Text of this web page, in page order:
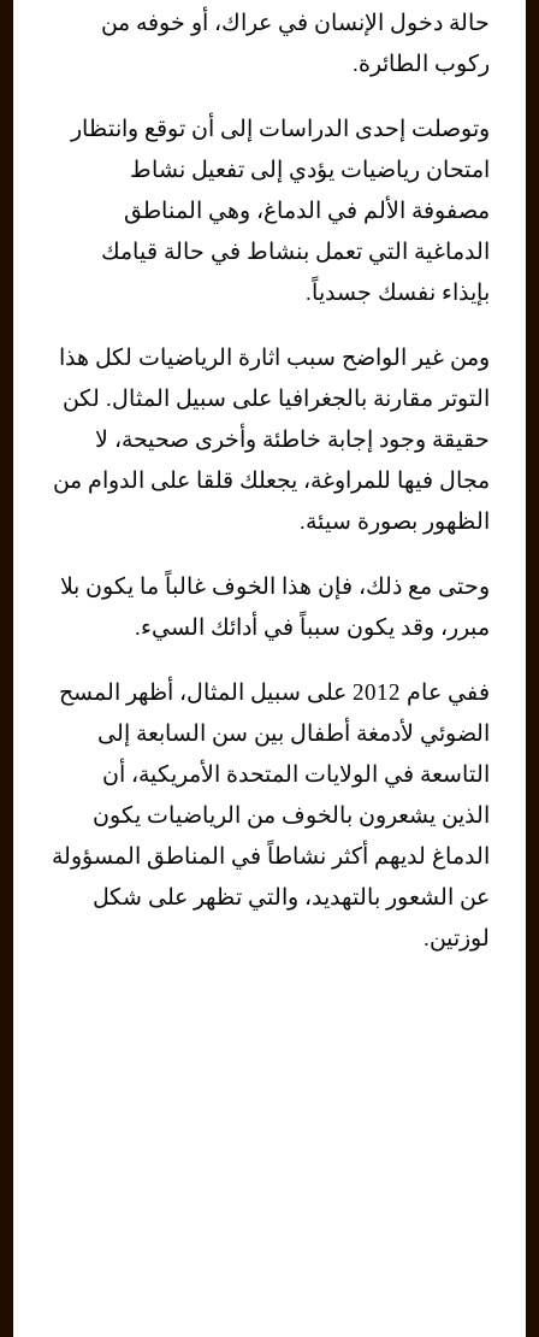
حالة دخول الإنسان في عراك، أو خوفه من
ركوب الطائرة.
وتوصلت إحدى الدراسات إلى أن توقع وانتظار
امتحان رياضيات يؤدي إلى تفعيل نشاط
مصفوفة الألم في الدماغ، وهي المناطق
الدماغية التي تعمل بنشاط في حالة قيامك
بإيذاء نفسك جسدياً.
ومن غير الواضح سبب اثارة الرياضيات لكل هذا
التوتر مقارنة بالجغرافيا على سبيل المثال. لكن
حقيقة وجود إجابة خاطئة وأخرى صحيحة، لا
مجال فيها للمراوغة، يجعلك قلقا على الدوام من
الظهور بصورة سيئة.
وحتى مع ذلك، فإن هذا الخوف غالباً ما يكون بلا
مبرر، وقد يكون سبباً في أدائك السيء.
ففي عام 2012 على سبيل المثال، أظهر المسح
الضوئي لأدمغة أطفال بين سن السابعة إلى
التاسعة في الولايات المتحدة الأمريكية، أن
الذين يشعرون بالخوف من الرياضيات يكون
الدماغ لديهم أكثر نشاطاً في المناطق المسؤولة
عن الشعور بالتهديد، والتي تظهر على شكل
لوزتين.